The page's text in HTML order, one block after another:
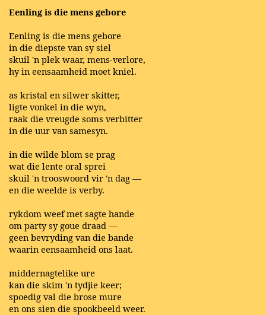
Eenling is die mens gebore
Eenling is die mens gebore
in die diepste van sy siel
skuil 'n plek waar, mens-verlore,
hy in eensaamheid moet kniel.
as kristal en silwer skitter,
ligte vonkel in die wyn,
raak die vreugde soms verbitter
in die uur van samesyn.
in die wilde blom se prag
wat die lente oral sprei
skuil 'n trooswoord vir 'n dag —
en die weelde is verby.
rykdom weef met sagte hande
om party sy goue draad —
geen bevryding van die bande
waarin eensaamheid ons laat.
middernagtelike ure
kan die skim 'n tydjie keer;
spoedig val die brose mure
en ons sien die spookbeeld weer.